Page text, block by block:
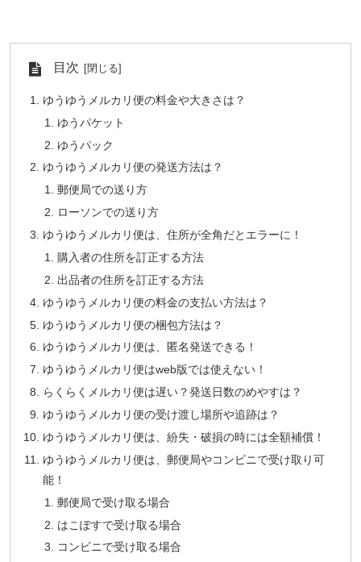
目次
ゆうゆうメルカリ便の料金や大きさは？
ゆうパケット
ゆうパック
ゆうゆうメルカリ便の発送方法は？
郵便局での送り方
ローソンでの送り方
ゆうゆうメルカリ便は、住所が全角だとエラーに！
購入者の住所を訂正する方法
出品者の住所を訂正する方法
ゆうゆうメルカリ便の料金の支払い方法は？
ゆうゆうメルカリ便の梱包方法は？
ゆうゆうメルカリ便は、匿名発送できる！
ゆうゆうメルカリ便はweb版では使えない！
らくらくメルカリ便は遅い？発送日数のめやすは？
ゆうゆうメルカリ便の受け渡し場所や追跡は？
ゆうゆうメルカリ便は、紛失・破損の時には全額補償！
ゆうゆうメルカリ便は、郵便局やコンビニで受け取り可
能！
郵便局で受け取る場合
はこぽすで受け取る場合
コンビニで受け取る場合